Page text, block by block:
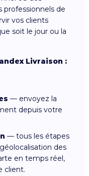
professionnels de
vos clients
soit le jour ou la
Livraison :
— envoyez la
depuis votre
— tous les étapes
des
en temps réel,
client.